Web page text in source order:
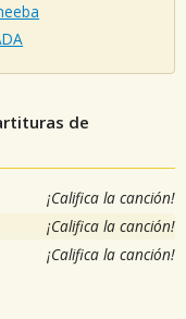
de
¡Califica la canción!
¡Califica la canción!
¡Califica la canción!